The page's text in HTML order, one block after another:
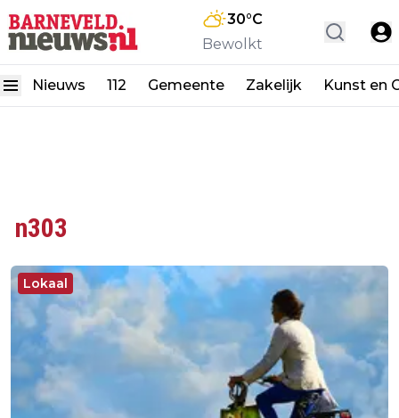
30°C
Bewolkt
Nieuws 112 Gemeente Zakelijk Kunst en
n303
Lokaal